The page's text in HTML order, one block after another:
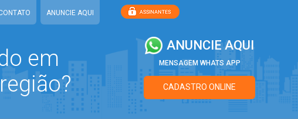
ANUNCIE AQUI
em
ANUNCIE AQUI
MENSAGEM WHATS APP
CADASTRO ONLINE